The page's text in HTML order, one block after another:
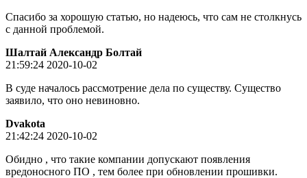
Спасибо за хорошую статью, но надеюсь, что сам не столкнусь
с данной проблемой.
Шалтай Александр Болтай
21:59:24 2020-10-02
В суде началось рассмотрение дела по существу. Существо
заявило, что оно невиновно.
Dvakota
21:42:24 2020-10-02
Обидно , что такие компании допускают появления
вредоносного ПО , тем более при обновлении прошивки.